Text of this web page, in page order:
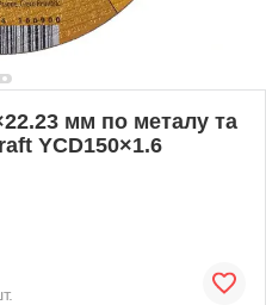
мм по металу та
YCD150×1.6